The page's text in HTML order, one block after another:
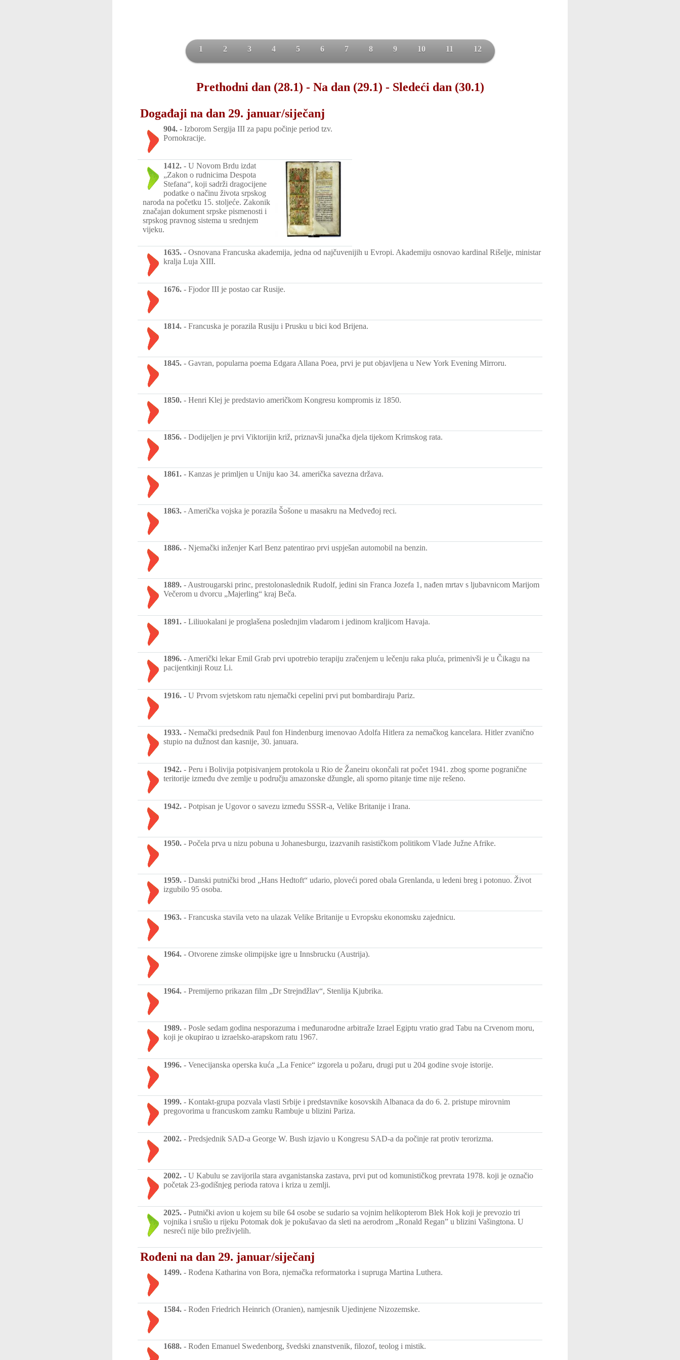
1 2 3 4 5 6 7 8 9 10 11 12
Prethodni dan (28.1) - Na dan (29.1) - Sledeći dan (30.1)
Događaji na dan 29. januar/siječanj
904. - Izborom Sergija III za papu počinje period tzv.
Pornokracije.
1412. - U Novom Brdu izdat
„Zakon o rudnicima Despota
Stefana“, koji sadrži dragocijene
podatke o načinu života srpskog
naroda na početku 15. stoljeće. Zakonik
značajan dokument srpske pismenosti i
srpskog pravnog sistema u srednjem
vijeku.
1635. - Osnovana Francuska akademija, jedna od najčuvenijih u Evropi. Akademiju osnovao kardinal Rišelje, ministar
kralja Luja XIII.
1676. - Fjodor III je postao car Rusije.
1814. - Francuska je porazila Rusiju i Prusku u bici kod Brijena.
1845. - Gavran, popularna poema Edgara Allana Poea, prvi je put objavljena u New York Evening Mirroru.
1850. - Henri Klej je predstavio američkom Kongresu kompromis iz 1850.
1856. - Dodijeljen je prvi Viktorijin križ, priznavši junačka djela tijekom Krimskog rata.
1861. - Kanzas je primljen u Uniju kao 34. američka savezna država.
1863. - Američka vojska je porazila Šošone u masakru na Medveđoj reci.
1886. - Njemački inženjer Karl Benz patentirao prvi uspješan automobil na benzin.
1889. - Austrougarski princ, prestolonaslednik Rudolf, jedini sin Franca Jozefa 1, nađen mrtav s ljubavnicom Marijom
Večerom u dvorcu „Majerling“ kraj Beča.
1891. - Liliuokalani je proglašena poslednjim vladarom i jedinom kraljicom Havaja.
1896. - Američki lekar Emil Grab prvi upotrebio terapiju zračenjem u lečenju raka pluća, primenivši je u Čikagu na
pacijentkinji Rouz Li.
1916. - U Prvom svjetskom ratu njemački cepelini prvi put bombardiraju Pariz.
1933. - Nemački predsednik Paul fon Hindenburg imenovao Adolfa Hitlera za nemačkog kancelara. Hitler zvanično
stupio na dužnost dan kasnije, 30. januara.
1942. - Peru i Bolivija potpisivanjem protokola u Rio de Žaneiru okončali rat počet 1941. zbog sporne pogranične
teritorije između dve zemlje u području amazonske džungle, ali sporno pitanje time nije rešeno.
1942. - Potpisan je Ugovor o savezu između SSSR-a, Velike Britanije i Irana.
1950. - Počela prva u nizu pobuna u Johanesburgu, izazvanih rasističkom politikom Vlade Južne Afrike.
1959. - Danski putnički brod „Hans Hedtoft“ udario, ploveći pored obala Grenlanda, u ledeni breg i potonuo. Život
izgubilo 95 osoba.
1963. - Francuska stavila veto na ulazak Velike Britanije u Evropsku ekonomsku zajednicu.
1964. - Otvorene zimske olimpijske igre u Innsbrucku (Austrija).
1964. - Premijerno prikazan film „Dr Strejndžlav“, Stenlija Kjubrika.
1989. - Posle sedam godina nesporazuma i međunarodne arbitraže Izrael Egiptu vratio grad Tabu na Crvenom moru,
koji je okupirao u izraelsko-arapskom ratu 1967.
1996. - Venecijanska operska kuća „La Fenice“ izgorela u požaru, drugi put u 204 godine svoje istorije.
1999. - Kontakt-grupa pozvala vlasti Srbije i predstavnike kosovskih Albanaca da do 6. 2. pristupe mirovnim
pregovorima u francuskom zamku Rambuje u blizini Pariza.
2002. - Predsjednik SAD-a George W. Bush izjavio u Kongresu SAD-a da počinje rat protiv terorizma.
2002. - U Kabulu se zavijorila stara avganistanska zastava, prvi put od komunističkog prevrata 1978. koji je označio
početak 23-godišnjeg perioda ratova i kriza u zemlji.
2025. - Putnički avion u kojem su bile 64 osobe se sudario sa vojnim helikopterom Blek Hok koji je prevozio tri
vojnika i srušio u rijeku Potomak dok je pokušavao da sleti na aerodrom „Ronald Regan” u blizini Vašingtona. U
nesreći nije bilo preživjelih.
Rođeni na dan 29. januar/siječanj
1499. - Rođena Katharina von Bora, njemačka reformatorka i supruga Martina Luthera.
1584. - Rođen Friedrich Heinrich (Oranien), namjesnik Ujedinjene Nizozemske.
1688. - Rođen Emanuel Swedenborg, švedski znanstvenik, filozof, teolog i mistik.